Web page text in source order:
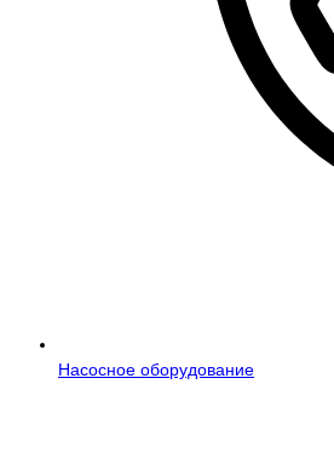
Насосное оборудование